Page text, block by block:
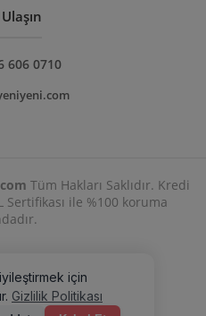
606 0710
Tüm Hakları Saklıdır. Kredi
ile %100 koruma